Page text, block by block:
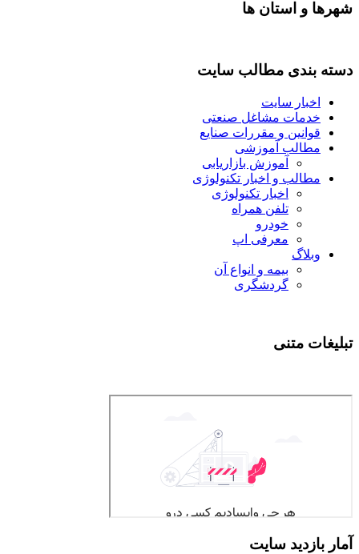
شهرها و استان ها
دسته بندی مطالب سایت
اخبار سایت
خدمات مشاغل صنعتی
قوانین و مقررات صنایع
مطالب آموزشی
آموزش بازاریابی
مطالب و اخبار تکنولوژی
اخبار تکنولوژی
تلفن همراه
خودرو
معرفی اپ
وبلاگ
بیمه و انواع آن
گردشگری
تبلیغات متنی
آمار بازدید سایت